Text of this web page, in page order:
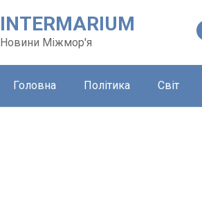
INTERMARIUM
Новини Міжмор'я
Головна Політика Світ